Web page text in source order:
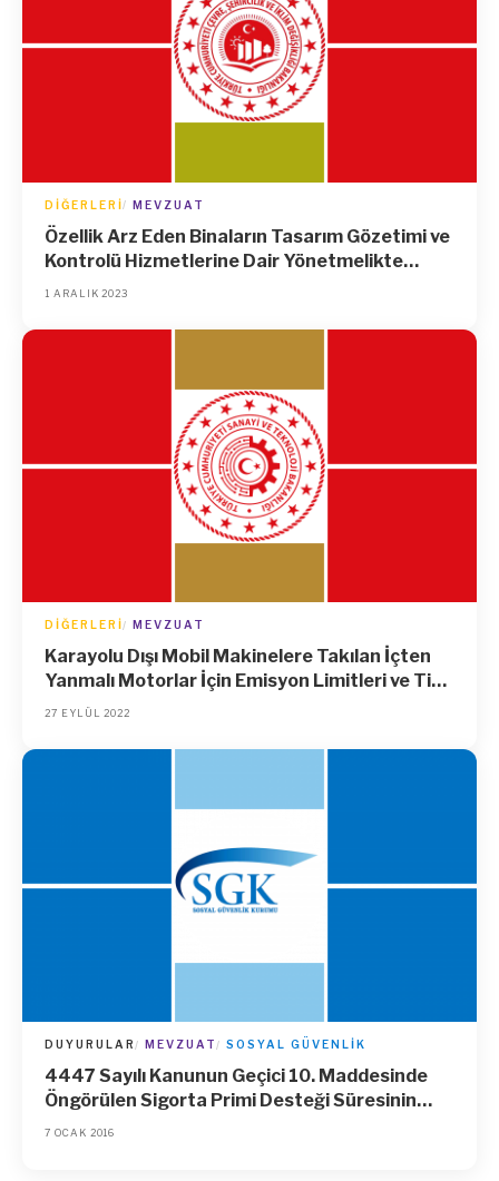
DIĞERLERI MEVZUAT
Özellik Arz Eden Binaların Tasarım Gözetimi ve
Kontrolü Hizmetlerine Dair Yönetmelikte
Değişiklik Yapılmasına Dair Yönetmelik
1 ARALIK 2023
DIĞERLERI MEVZUAT
Karayolu Dışı Mobil Makinelere Takılan İçten
Yanmalı Motorlar İçin Emisyon Limitleri ve Tip
Onayı Hakkında Teknik ve Genel Gerekliliklere
Değişiklik Yapılmasına Dair Tebliğ (No:
27 EYLÜL 2022
DUYURULAR MEVZUAT SOSYAL GÜVENLIK
4447 Sayılı Kanunun Geçici 10. Maddesinde
Öngörülen Sigorta Primi Desteği Süresinin
Uzatılması
7 OCAK 2016